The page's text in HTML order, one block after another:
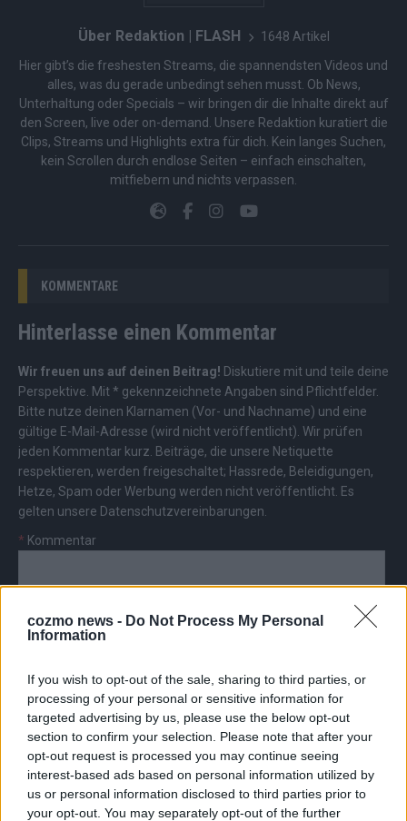
cozmo news - Do Not Process My Personal
Information
If you wish to opt-out of the sale, sharing to third parties, or
processing of your personal or sensitive information for
targeted advertising by us, please use the below opt-out
section to confirm your selection. Please note that after your
opt-out request is processed you may continue seeing
interest-based ads based on personal information utilized by
us or personal information disclosed to third parties prior to
your opt-out. You may separately opt-out of the further
Über Redaktion | FLASH 1648 Artikel
Hier gibt’s die freshesten Streams, die spannendsten Videos und
alles, was du gerade unbedingt sehen musst. Ob News,
Unterhaltung oder Specials – wir bringen dir die Inhalte direkt auf
den Screen, live oder on-demand. Unsere Redaktion kuratiert die
Clips, Streams und Highlights extra für dich. Kein langes Suchen,
kein Scrollen durch endlose Seiten – einfach einschalten,
mitfiebern und nichts verpassen.
KOMMENTARE
Hinterlasse einen Kommentar
Wir freuen uns auf deinen Beitrag! Diskutiere mit und teile deine
Perspektive. Mit * gekennzeichnete Angaben sind Pflichtfelder.
Bitte nutze deinen Klarnamen (Vor- und Nachname) und eine
gültige E-Mail-Adresse (wird nicht veröffentlicht). Wir prüfen
jeden Kommentar kurz. Beiträge, die unsere Netiquette
respektieren, werden freigeschaltet; Hassrede, Beleidigungen,
Hetze, Spam oder Werbung werden nicht veröffentlicht. Es
gelten unsere Datenschutzvereinbarungen
* Kommentar
Vor- und Nachname
E-Mail